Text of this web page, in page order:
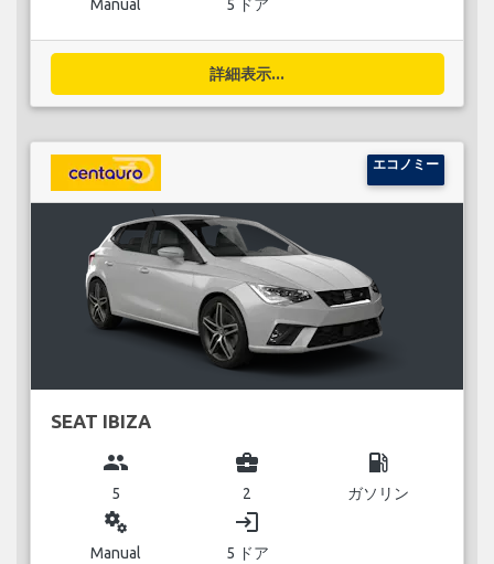
Manual 5 ドア
詳細表示...
エコノミー
SEAT IBIZA
group
5
business_center
2
local_gas_station
ガソリン
miscellaneous_services
Manual
login
5 ドア